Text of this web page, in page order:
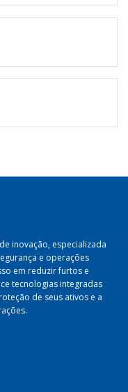
inovação, especializada
e operações
em reduzir furtos e
tecnologias integradas
de seus ativos e a